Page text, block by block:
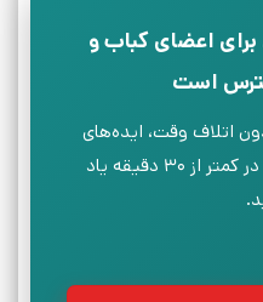
اعضای کباب و
است
اتلاف وقت، ایده‌های
اصلی کتاب‌های مهم دنیا را در کمتر از ۳۰ دقیقه یاد